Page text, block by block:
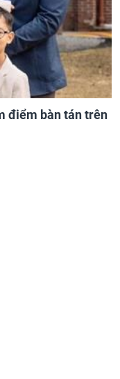
điểm bàn tán trên